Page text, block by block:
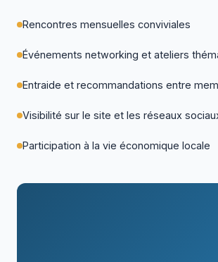
Rencontres mensuelles conviviales
Événements networking et ateliers
Entraide et recommandations entre
Visibilité sur le site et les réseaux
Participation à la vie économique locale